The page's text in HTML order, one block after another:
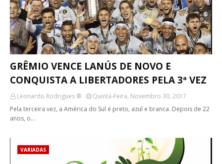
GRÊMIO VENCE LANÚS DE NOVO E
CONQUISTA A LIBERTADORES PELA 3ª VEZ
Leonardo Rodrigues ®
Quinta-Feira, Novembro 30, 2017
Pela terceira vez, a América do Sul é preto, azul e branca. Depois de 22
anos, o…
VARIADAS